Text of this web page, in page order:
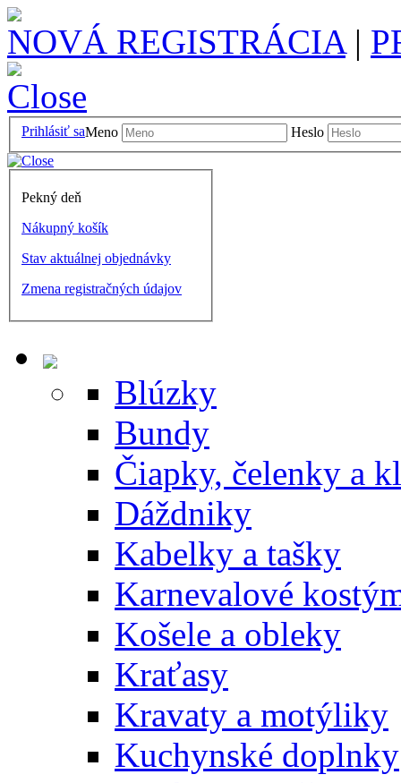
NOVÁ REGISTRÁCIA|
Meno Heslo
Prihlásiť sa
Pekný deň
Nákupný košík
Stav aktuálnej objednávky
Zmena registračných údajov
Blúzky
Bundy
Čiapky, čelenky a
Dáždniky
Kabelky a tašky
Karnevalové
Košele a obleky
Kraťasy
Kravaty a motýliky
Kuchynské doplnky